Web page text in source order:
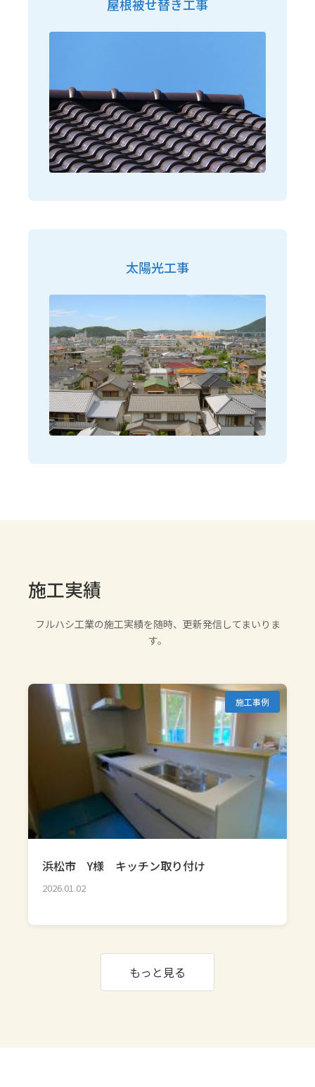
屋根被せ替き工事
太陽光工事
施工実績
フルハシ工業の施工実績を随時、更新発信してまいりま
す。
施工事例
浜松市 Y様 キッチン取り付け
2026.01.02
もっと見る